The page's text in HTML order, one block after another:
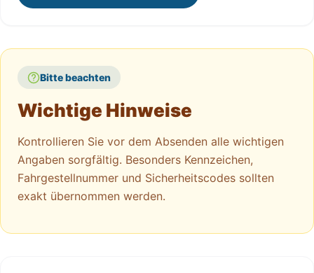
Bitte beachten
Wichtige Hinweise
Kontrollieren Sie vor dem Absenden alle wichtigen
Angaben sorgfältig. Besonders Kennzeichen,
Fahrgestellnummer und Sicherheitscodes sollten
exakt übernommen werden.